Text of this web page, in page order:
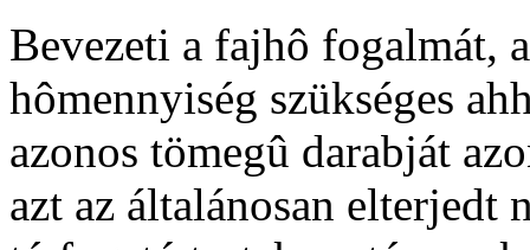
Bevezeti a fajhô fogalmát,
hômennyiség szükséges
azonos tömegû darabját
azt az általánosan elterjedt